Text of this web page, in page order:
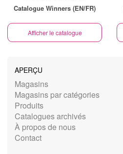
Catalogue Winners (EN/FR)
Afficher le catalogue
APERÇU
Magasins
Magasins par catégories
Produits
Catalogues archivés
À propos de nous
Contact